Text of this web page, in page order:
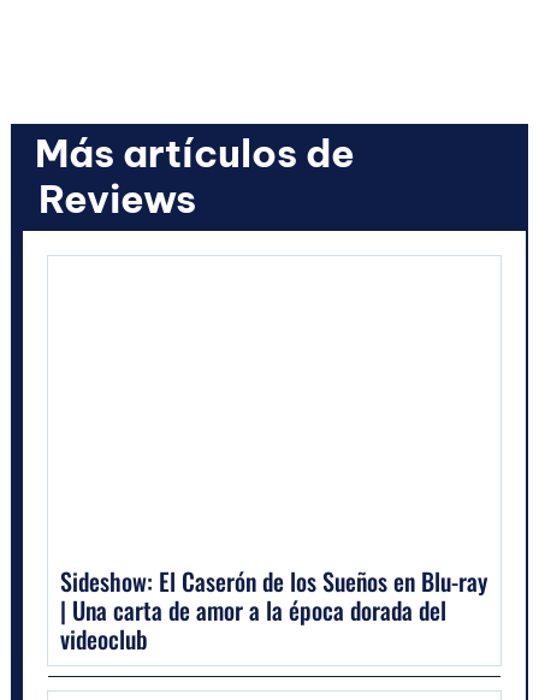
Más artículos de
Reviews
Sideshow: El Caserón de los Sueños en Blu-ray
| Una carta de amor a la época dorada del
videoclub